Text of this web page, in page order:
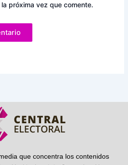
próxima vez que comente.
que concentra los contenidos